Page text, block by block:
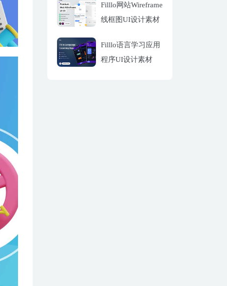
Filllo网站Wireframe
线框图UI设计素材
Filllo语言学习应用
程序UI设计素材